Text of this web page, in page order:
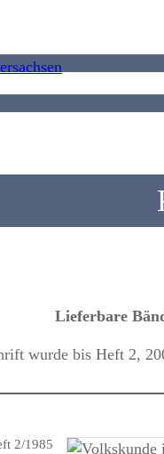
Lieferbare
wurde bis Heft 2,
2/1985